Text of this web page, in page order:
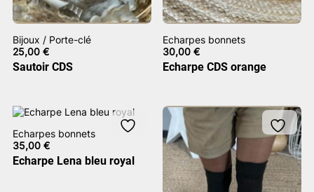
Bijoux / Porte-clé
25,00 €
Sautoir CDS
Echarpes bonnets
30,00€
Echarpe CDS orange
Echarpes bonnets
35,00 €
Echarpe Lena bleu royal